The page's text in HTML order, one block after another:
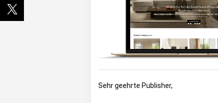
Sehr geehrte Publisher,